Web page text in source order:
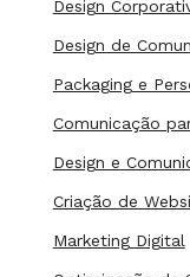
Design
Design de
Packaging e
Comunicação
Design e
Criação de
Marketing Digital